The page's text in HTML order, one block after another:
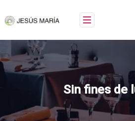
to
Sin fines de